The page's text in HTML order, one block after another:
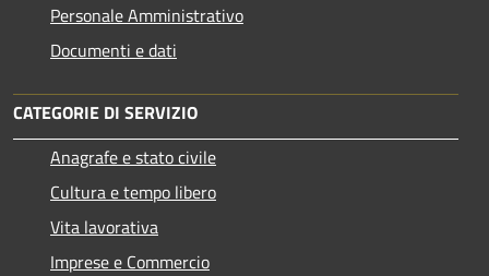
Personale Amministrativo
Documenti e dati
CATEGORIE DI SERVIZIO
Anagrafe e stato civile
Cultura e tempo libero
Vita lavorativa
Imprese e Commercio